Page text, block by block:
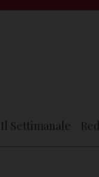
Il Settimanale